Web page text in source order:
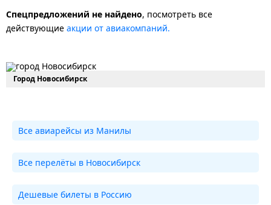
Спецпредложений не найдено, посмотреть все
действующие акции от авиакомпаний.
Город Новосибирск
Все авиарейсы из Манилы
Все перелёты в Новосибирск
Дешевые билеты в Россию